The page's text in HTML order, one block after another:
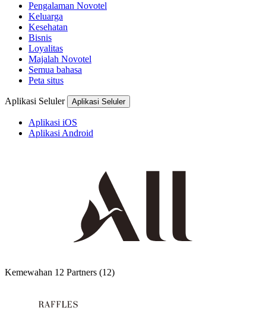
Pengalaman Novotel
Keluarga
Kesehatan
Bisnis
Loyalitas
Majalah Novotel
Semua bahasa
Peta situs
Aplikasi Seluler Aplikasi Seluler
Aplikasi iOS
Aplikasi Android
Kemewahan 12 Partners (12)